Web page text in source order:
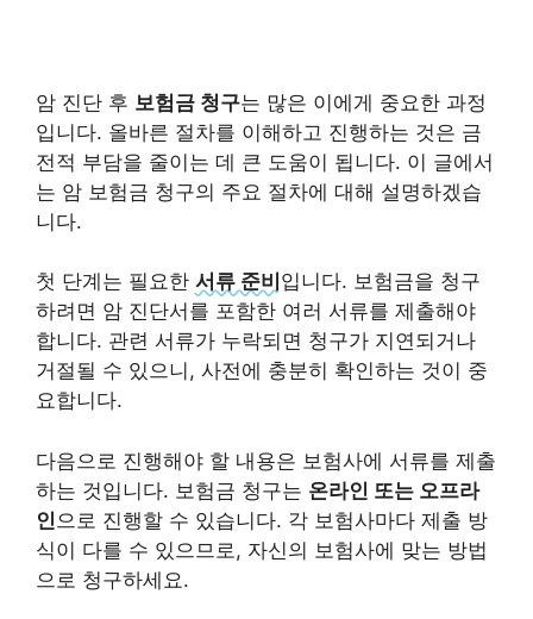
암 진단 후 보험금 청구는 많은 이에게 중요한 과정
입니다. 올바른 절차를 이해하고 진행하는 것은 금
전적 부담을 줄이는 데 큰 도움이 됩니다. 이 글에서
는 암 보험금 청구의 주요 절차에 대해 설명하겠습
니다.
첫 단계는 필요한 서류 준비 입니다. 보험금을 청구
하려면 암 진단서를 포함한 여러 서류를 제출해야
합니다. 관련 서류가 누락되면 청구가 지연되거나
거절될 수 있으니, 사전에 충분히 확인하는 것이 중
요합니다.
다음으로 진행해야 할 내용은 보험사에 서류를 제출
하는 것입니다. 보험금 청구는 온라인 또는 오프라
인 으로 진행할 수 있습니다. 각 보험사마다 제출 방
식이 다를 수 있으므로, 자신의 보험사에 맞는 방법
으로 청구하세요.